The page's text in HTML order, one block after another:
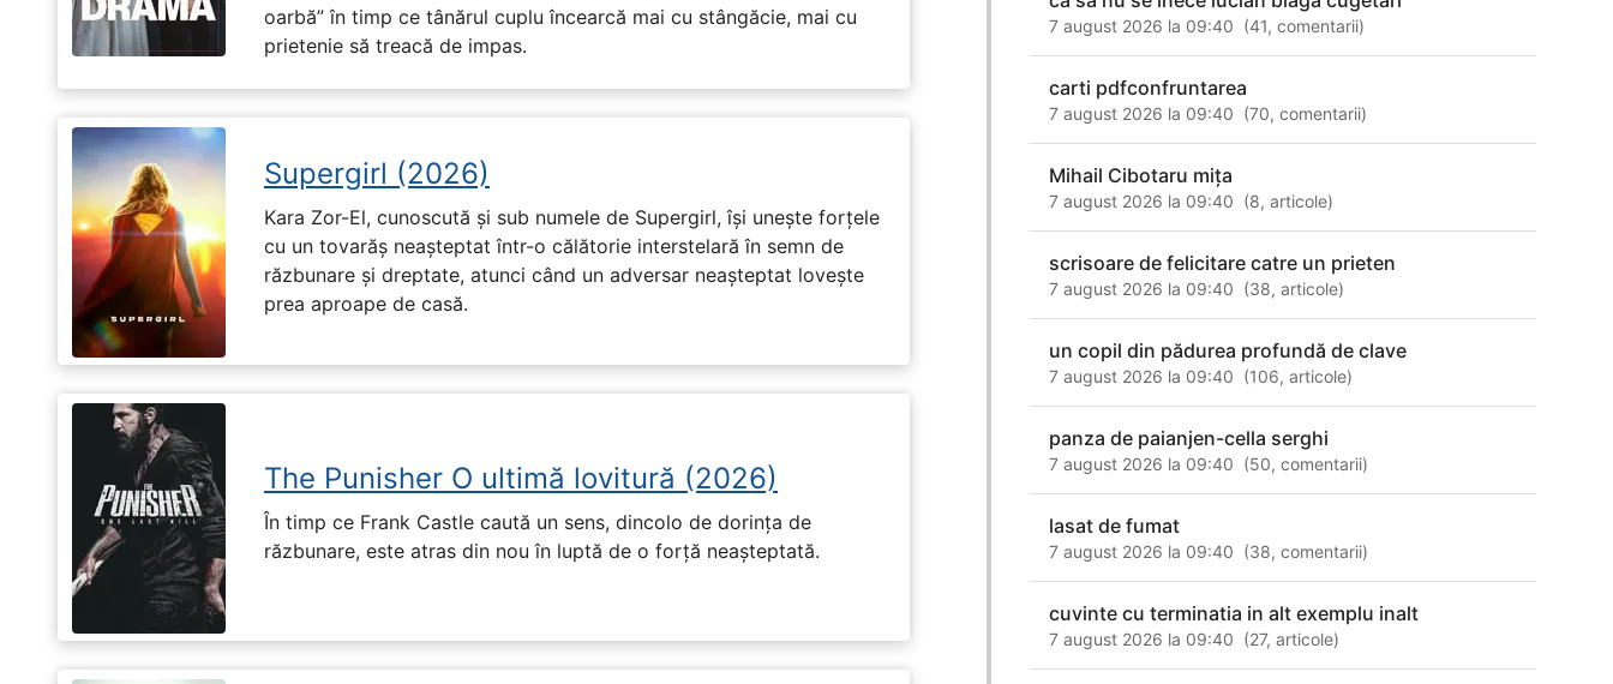
oarbă” în timp ce tânărul cuplu încearcă mai cu stângăcie, mai cu
prietenie să treacă de impas.
Supergirl (2026)
Kara Zor-El, cunoscută și sub numele de Supergirl, își unește forțele
cu un tovarăș neașteptat într-o călătorie interstelară în semn de
răzbunare și dreptate, atunci când un adversar neașteptat lovește
prea aproape de casă.
The Punisher O ultimă lovitură (2026)
În timp ce Frank Castle caută un sens, dincolo de dorința de
răzbunare, este atras din nou în luptă de o forță neașteptată.
7 august 2026 la 09:40 (41,comentarii)
carti pdfconfruntarea
7 august 2026 la 09:40 (70,comentarii)
Mihail Cibotaru miţa
7 august 2026 la 09:40 (8,articole)
scrisoare de felicitare catre un prieten
7 august 2026 la 09:40 (38,articole)
un copil din pădurea profundă de clave
7 august 2026 la 09:40 (106,articole)
panza de paianjen-cella serghi
7 august 2026 la 09:40 (50,comentarii)
lasat de fumat
7 august 2026 la 09:40 (38,comentarii)
cuvinte cu terminatia in alt exemplu inalt
7 august 2026 la 09:40 (27,articole)